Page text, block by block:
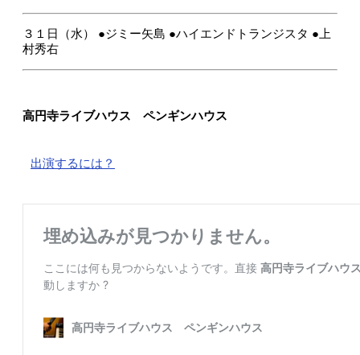
３１日（水） ●ジミー矢島 ●ハイエンドトランジスタ ●上
村秀右
高円寺ライブハウス ペンギンハウス
出演するには？